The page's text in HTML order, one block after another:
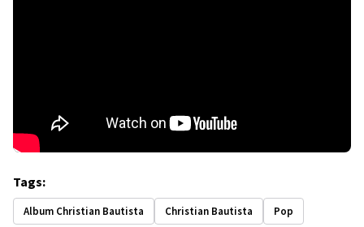
Tags:
Album Christian Bautista Christian Bautista Pop